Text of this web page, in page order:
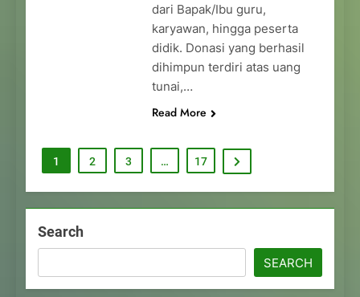
dari Bapak/Ibu guru,
karyawan, hingga peserta
didik. Donasi yang berhasil
dihimpun terdiri atas uang
tunai,…
Read More
1 2 3 … 17
Search
SEARCH